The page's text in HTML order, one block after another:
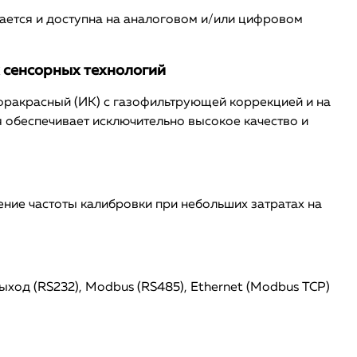
и доступна на аналоговом и/или цифровом
технологий
(ИК) с газофильтрующей коррекцией и на
исключительно высокое качество и
частоты калибровки при небольших затратах на
(RS232), Modbus (RS485), Ethernet (Modbus TCP)